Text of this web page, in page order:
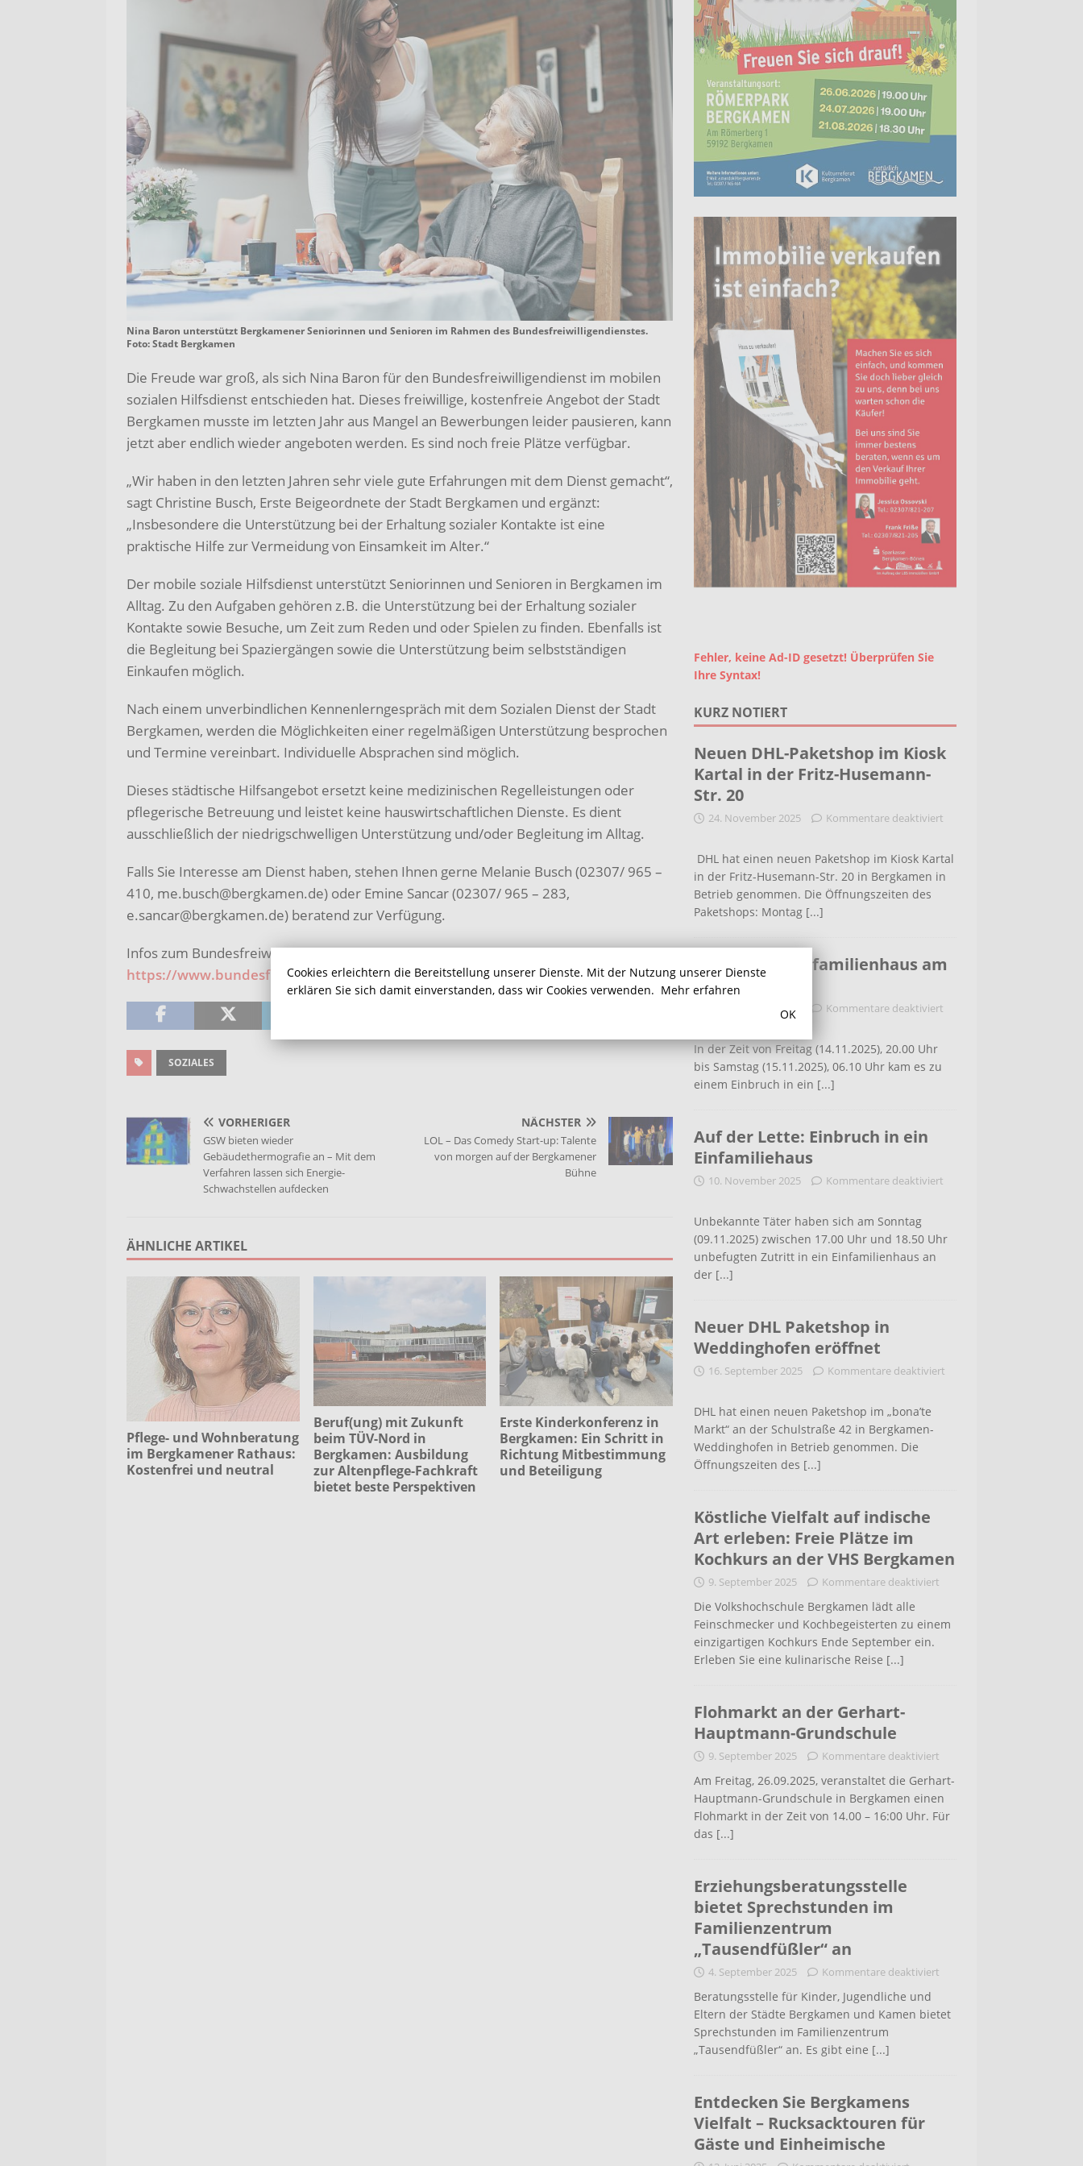
Nina Baron unterstützt Bergkamener Seniorinnen und Senioren im Rahmen des Bundesfreiwilligendienstes.
Foto: Stadt Bergkamen
Die Freude war groß, als sich Nina Baron für den Bundesfreiwilligendienst im mobilen
sozialen Hilfsdienst entschieden hat. Dieses freiwillige, kostenfreie Angebot der Stadt
Bergkamen musste im letzten Jahr aus Mangel an Bewerbungen leider pausieren, kann
jetzt aber endlich wieder angeboten werden. Es sind noch freie Plätze verfügbar.
„Wir haben in den letzten Jahren sehr viele gute Erfahrungen mit dem Dienst gemacht“,
sagt Christine Busch, Erste Beigeordnete der Stadt Bergkamen und ergänzt:
„Insbesondere die Unterstützung bei der Erhaltung sozialer Kontakte ist eine
praktische Hilfe zur Vermeidung von Einsamkeit im Alter.“
Der mobile soziale Hilfsdienst unterstützt Seniorinnen und Senioren in Bergkamen im
Alltag. Zu den Aufgaben gehören z.B. die Unterstützung bei der Erhaltung sozialer
Kontakte sowie Besuche, um Zeit zum Reden und oder Spielen zu finden. Ebenfalls ist
die Begleitung bei Spaziergängen sowie die Unterstützung beim selbstständigen
Einkaufen möglich.
Nach einem unverbindlichen Kennenlerngespräch mit dem Sozialen Dienst der Stadt
Bergkamen, werden die Möglichkeiten einer regelmäßigen Unterstützung besprochen
und Termine vereinbart. Individuelle Absprachen sind möglich.
Dieses städtische Hilfsangebot ersetzt keine medizinischen Regelleistungen oder
pflegerische Betreuung und leistet keine hauswirtschaftlichen Dienste. Es dient
ausschließlich der niedrigschwelligen Unterstützung und/oder Begleitung im Alltag.
Falls Sie Interesse am Dienst haben, stehen Ihnen gerne Melanie Busch (02307/ 965 –
410, me.busch@bergkamen.de) oder Emine Sancar (02307/ 965 – 283,
e.sancar@bergkamen.de) beratend zur Verfügung.
Infos zum Bundesfreiwilligendienst gibt es auch hier
https://www.bundesfreiwilligendienst.de/.
SOZIALES
VORHERIGER
GSW bieten wieder
Gebäudethermografie an – Mit dem
Verfahren lassen sich Energie-
Schwachstellen aufdecken
NÄCHSTER
LOL – Das Comedy Start-up: Talente
von morgen auf der Bergkamener
Bühne
ÄHNLICHE ARTIKEL
Pflege- und Wohnberatung
im Bergkamener Rathaus:
Kostenfrei und neutral
Beruf(ung) mit Zukunft
beim TÜV-Nord in
Bergkamen: Ausbildung
zur Altenpflege-Fachkraft
bietet beste Perspektiven
Erste Kinderkonferenz in
Bergkamen: Ein Schritt in
Richtung Mitbestimmung
und Beteiligung
Fehler, keine Ad-ID gesetzt! Überprüfen Sie
Ihre Syntax!
KURZ NOTIERT
Neuen DHL-Paketshop im Kiosk
Kartal in der Fritz-Husemann-
Str. 20
24. November 2025 Kommentare deaktiviert
DHL hat einen neuen Paketshop im Kiosk Kartal
in der Fritz-Husemann-Str. 20 in Bergkamen in
Betrieb genommen. Die Öffnungszeiten des
Paketshops: Montag [...]
Einbruch in Einfamilienhaus am
Haldenweg
16. November 2025 Kommentare deaktiviert
In der Zeit von Freitag (14.11.2025), 20.00 Uhr
bis Samstag (15.11.2025), 06.10 Uhr kam es zu
einem Einbruch in ein [...]
Auf der Lette: Einbruch in ein
Einfamiliehaus
10. November 2025 Kommentare deaktiviert
Unbekannte Täter haben sich am Sonntag
(09.11.2025) zwischen 17.00 Uhr und 18.50 Uhr
unbefugten Zutritt in ein Einfamilienhaus an
der [...]
Neuer DHL Paketshop in
Weddinghofen eröffnet
16. September 2025 Kommentare deaktiviert
DHL hat einen neuen Paketshop im „bona’te
Markt“ an der Schulstraße 42 in Bergkamen-
Weddinghofen in Betrieb genommen. Die
Öffnungszeiten des [...]
Köstliche Vielfalt auf indische
Art erleben: Freie Plätze im
Kochkurs an der VHS Bergkamen
9. September 2025 Kommentare deaktiviert
Die Volkshochschule Bergkamen lädt alle
Feinschmecker und Kochbegeisterten zu einem
einzigartigen Kochkurs Ende September ein.
Erleben Sie eine kulinarische Reise [...]
Flohmarkt an der Gerhart-
Hauptmann-Grundschule
9. September 2025 Kommentare deaktiviert
Am Freitag, 26.09.2025, veranstaltet die Gerhart-
Hauptmann-Grundschule in Bergkamen einen
Flohmarkt in der Zeit von 14.00 – 16:00 Uhr. Für
das [...]
Erziehungsberatungsstelle
bietet Sprechstunden im
Familienzentrum
„Tausendfüßler“ an
4. September 2025 Kommentare deaktiviert
Beratungsstelle für Kinder, Jugendliche und
Eltern der Städte Bergkamen und Kamen bietet
Sprechstunden im Familienzentrum
„Tausendfüßler“ an. Es gibt eine [...]
Entdecken Sie Bergkamens
Vielfalt – Rucksacktouren für
Gäste und Einheimische
Cookies erleichtern die Bereitstellung unserer Dienste. Mit der Nutzung unserer Dienste
erklären Sie sich damit einverstanden, dass wir Cookies verwenden. Mehr erfahren
OK